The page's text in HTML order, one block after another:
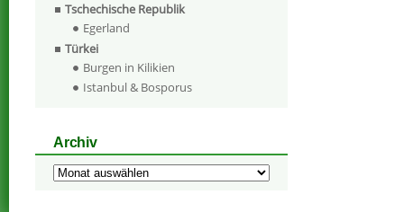
Tschechische Republik
Egerland
Türkei
Burgen in Kilikien
Istanbul & Bosporus
Archiv
Archiv